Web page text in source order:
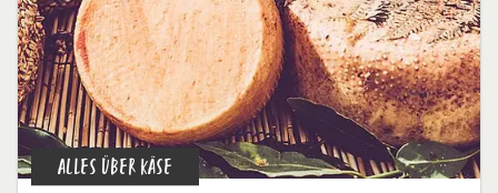
ALLES ÜBER KÄSE